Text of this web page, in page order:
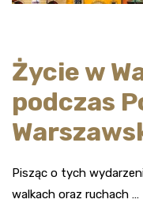
Życie w
podczas
Pisząc o tych
walkach oraz ruchach …